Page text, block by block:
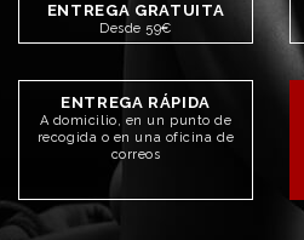
ENTREGA GRATUITA
Desde 59€
ENTREGA RÁPIDA
A domicilio, en un punto de
recogida o en una oficina de
correos